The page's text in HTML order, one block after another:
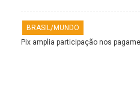
BRASIL/MUNDO
Pix amplia participação nos